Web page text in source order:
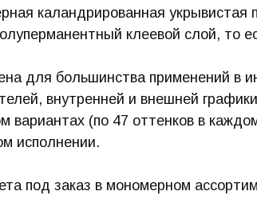
каландрированная
клеевой слой, то
для большинства применений в
внутренней и внешней
вариантах (по 47 оттенков в
исполнении.
под заказ в мономерном